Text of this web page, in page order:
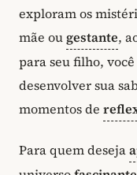
exploram os
mãe ougestante,
para seu filho,
desenvolver sua
momentos de
Para quem deseja